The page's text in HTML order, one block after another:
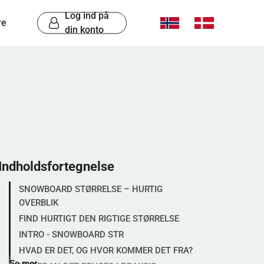
Log ind på
din konto
SNOWBOARD STØRRELSE – HURTIG
OVERBLIK
FIND HURTIGT DEN RIGTIGE STØRRELSE
INTRO - SNOWBOARD STR
HVAD ER DET, OG HVOR KOMMER DET FRA?